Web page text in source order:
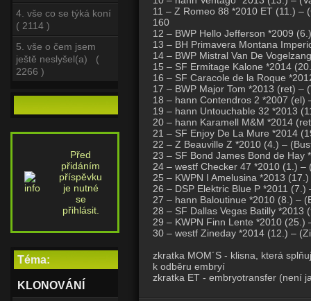
4. vše co se týká koní
( 2114 )
5. vše o čem jsem
ještě neslyšel(a) (
2266 )
Před
přidáním
příspěvku
je nutné
se
přihlásit.
Téma:
KLONOVÁNÍ
11 – Z Romeo 88 *2010 ET (11.) –
160
12 – BWP Hello Jefferson *2009
13 – BH Primavera Montana
14 – BWP Mistral Van De
15 – SF Ermitage Kalone *2014
16 – SF Caracole de la Roque
17 – BWP Major Tom *2013 (ret)
18 – hann Contendros 2 *2007
19 – hann Untouchable 32 *2013
20 – hann Karamell M&M *2014
21 – SF Enjoy De La Mure *2014
22 – Z Beauville Z *2010 (4.) –
23 – SF Bond James Bond de
24 – westf Checker 47 *2010 (1.)
25 – KWPN I Amelusina *2013
26 – DSP Elektric Blue P *2011
27 – hann Baloutinue *2010 (8.) –
28 – SF Dallas Vegas Batilly
29 – KWPN Finn Lente *2010
30 – westf Zineday *2014 (12.) –
zkratka MOM´S - klisna, která
k odběru embryí
zkratka ET - embryotransfer (není